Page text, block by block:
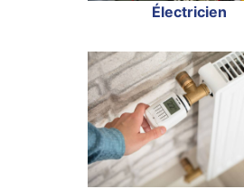
Électricien